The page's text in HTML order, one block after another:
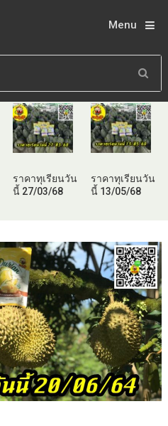
Menu
ราคาทุเรียนวัน
นี้ 27/03/68
ราคาทุเรียนวัน
นี้ 13/05/68